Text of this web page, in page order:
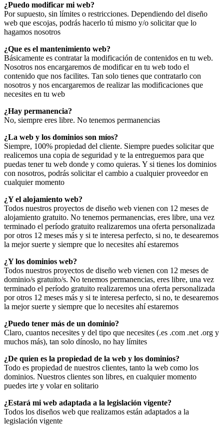
¿Puedo modificar mi web?
Por supuesto, sin límites o restricciones. Dependiendo del diseño
web que escojas, podrás hacerlo tú mismo y/o solicitar que lo
hagamos nosotros
¿Que es el mantenimiento web?
Básicamente es contratar la modificación de contenidos en tu web.
Nosotros nos encargaremos de modificar en tu web todo el
contenido que nos facilites. Tan solo tienes que contratarlo con
nosotros y nos encargaremos de realizar las modificaciones que
necesites en tu web
¿Hay permanencia?
No, siempre eres libre. No tenemos permanencias
¿La web y los dominios son míos?
Siempre, 100% propiedad del cliente. Siempre puedes solicitar que
realicemos una copia de seguridad y te la entreguemos para que
puedas tener tu web donde y como quieras. Y si tienes los dominios
con nosotros, podrás solicitar el cambio a cualquier proveedor en
cualquier momento
¿Y el alojamiento web?
Todos nuestros proyectos de diseño web vienen con 12 meses de
alojamiento gratuito. No tenemos permanencias, eres libre, una vez
terminado el período gratuito realizaremos una oferta personalizada
por otros 12 meses más y si te interesa perfecto, si no, te desearemos
la mejor suerte y siempre que lo necesites ahí estaremos
¿Y los dominios web?
Todos nuestros proyectos de diseño web vienen con 12 meses de
dominio/s gratuito/s. No tenemos permanencias, eres libre, una vez
terminado el período gratuito realizaremos una oferta personalizada
por otros 12 meses más y si te interesa perfecto, si no, te desearemos
la mejor suerte y siempre que lo necesites ahí estaremos
¿Puedo tener más de un dominio?
Claro, cuantos necesites y del tipo que necesites (.es .com .net .org y
muchos más), tan solo dínoslo, no hay límites
¿De quien es la propiedad de la web y los dominios?
Todo es propiedad de nuestros clientes, tanto la web como los
dominios. Nuestros clientes son libres, en cualquier momento
puedes irte y volar en solitario
¿Estará mi web adaptada a la legislación vigente?
Todos los diseños web que realizamos están adaptados a la
legislación vigente